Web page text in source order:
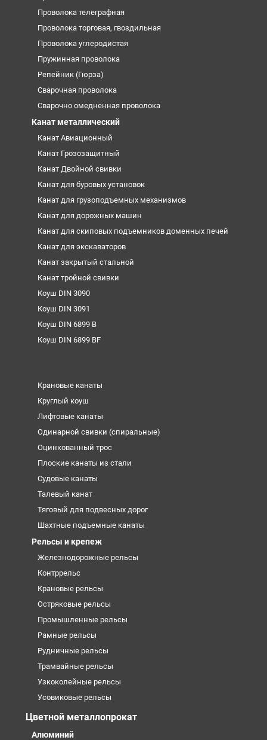
Проволока телеграфная
Проволока торговая, гвоздильная
Проволока углеродистая
Пружинная проволока
Репейник (Гюрза)
Сварочная проволока
Сварочно омедненная проволока
Канат металлический
Канат Авиационный
Канат Грозозащитный
Канат Двойной свивки
Канат для буровых установок
Канат для грузоподъемных механизмов
Канат для дорожных машин
Канат для скиповых подъемников доменных печей
Канат для экскаваторов
Канат закрытый стальной
Канат тройной свивки
Коуш DIN 3090
Коуш DIN 3091
Коуш DIN 6899 B
Коуш DIN 6899 BF
Крановые канаты
Круглый коуш
Лифтовые канаты
Одинарной свивки (спиральные)
Оцинкованный трос
Плоские канаты из стали
Судовые канаты
Талевый канат
Тяговый для подвесных дорог
Шахтные подъемные канаты
Рельсы и крепеж
Железнодорожные рельсы
Контррельс
Крановые рельсы
Остряковые рельсы
Промышленные рельсы
Рамные рельсы
Рудничные рельсы
Трамвайные рельсы
Узкоколейные рельсы
Усовиковые рельсы
Цветной металлопрокат
Алюминий